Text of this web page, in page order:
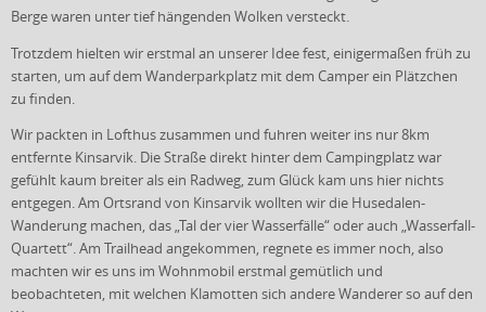
Berge waren unter tief hängenden Wolken versteckt.
Trotzdem hielten wir erstmal an unserer Idee fest, einigermaßen früh zu
starten, um auf dem Wanderparkplatz mit dem Camper ein Plätzchen
zu finden.
Wir packten in Lofthus zusammen und fuhren weiter ins nur 8km
entfernte Kinsarvik. Die Straße direkt hinter dem Campingplatz war
gefühlt kaum breiter als ein Radweg, zum Glück kam uns hier nichts
entgegen. Am Ortsrand von Kinsarvik wollten wir die Husedalen-
Wanderung machen, das „Tal der vier Wasserfälle“ oder auch „Wasserfall-
Quartett“. Am Trailhead angekommen, regnete es immer noch, also
machten wir es uns im Wohnmobil erstmal gemütlich und
beobachteten, mit welchen Klamotten sich andere Wanderer so auf den